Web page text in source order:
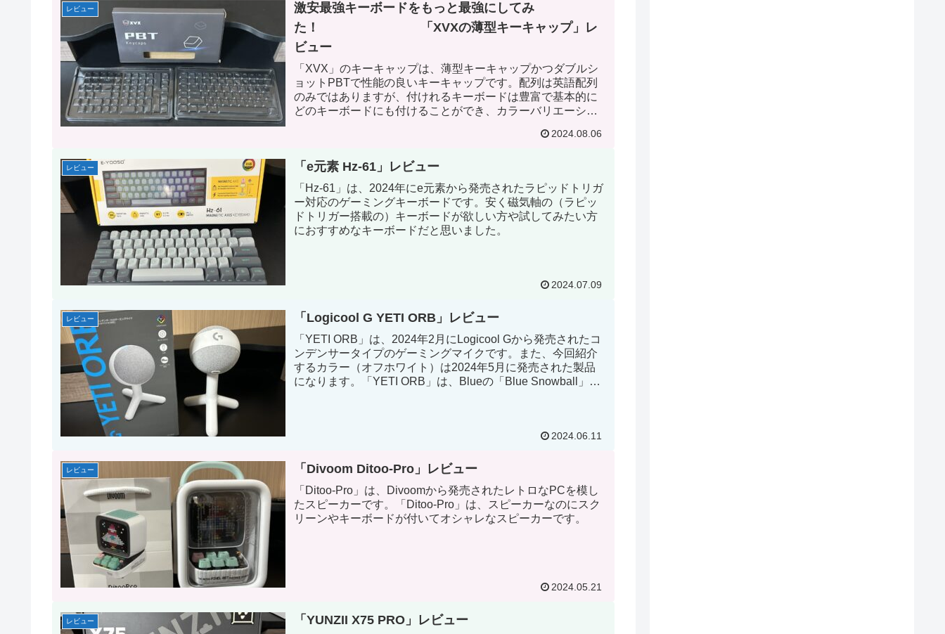
レビュー
激安最強キーボードをもっと最強にしてみ
た！ 「XVXの薄型キーキャップ」レ
ビュー
「XVX」のキーキャップは、薄型キーキャップかつダブルシ
ョットPBTで性能の良いキーキャップです。配列は英語配列
のみではありますが、付けれるキーボードは豊富で基本的に
どのキーボードにも付けることができ、カラーバリエーショ
2024.08.06
レビュー 「e元素 Hz-61」レビュー
「Hz-61」は、2024年にe元素から発売されたラピッドトリガ
ー対応のゲーミングキーボードです。安く磁気軸の（ラピッ
ドトリガー搭載の）キーボードが欲しい方や試してみたい方
におすすめなキーボードだと思いました。
2024.07.09
レビュー 「Logicool G YETI ORB」レビュー
「YETI ORB」は、2024年2月にLogicool Gから発売されたコ
ンデンサータイプのゲーミングマイクです。また、今回紹介
するカラー（オフホワイト）は2024年5月に発売された製品
になります。「YETI ORB」は、Blueの「Blue Snowball」か
2024.06.11
レビュー 「Divoom Ditoo-Pro」レビュー
「Ditoo-Pro」は、Divoomから発売されたレトロなPCを模し
たスピーカーです。「Ditoo-Pro」は、スピーカーなのにスク
リーンやキーボードが付いてオシャレなスピーカーです。
2024.05.21
レビュー 「YUNZII X75 PRO」レビュー